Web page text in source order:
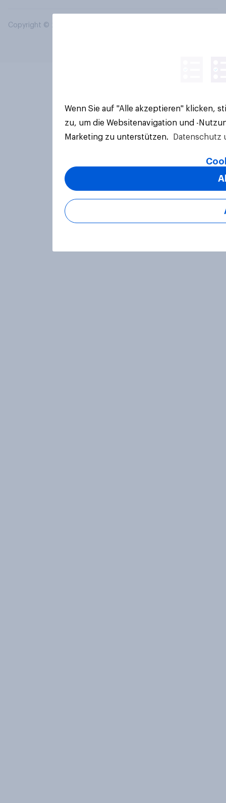
Copyright © 2026 YouGov PLC. Alle Rechte vorbehalten.
Wenn Sie auf "Alle akzeptieren" klicken,
zu, um die Websitenavigation und -
Marketing zu unterstützen.
Datenschutz